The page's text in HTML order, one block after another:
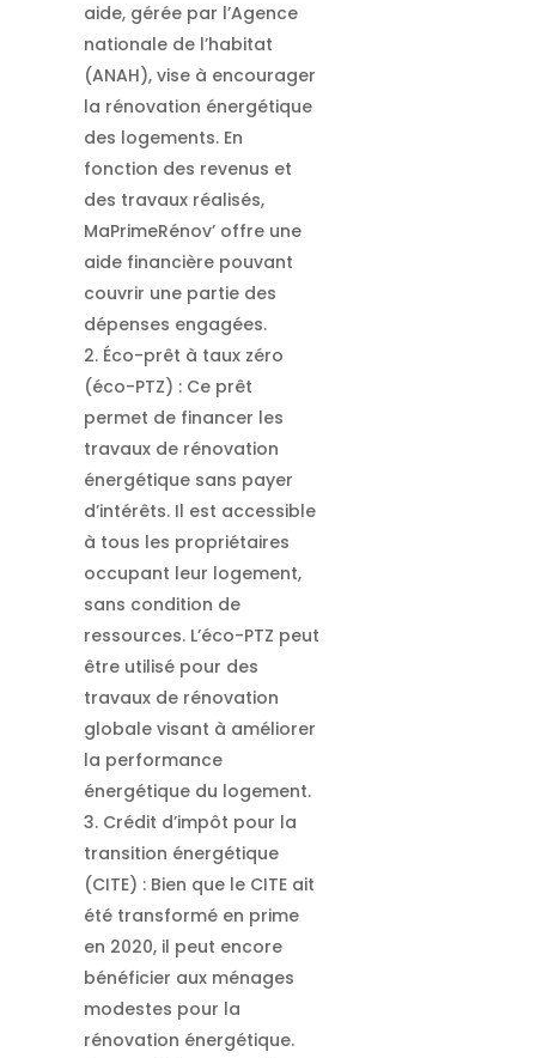
aide, gérée par l’Agence
nationale de l’habitat
(ANAH), vise à encourager
la rénovation énergétique
des logements. En
fonction des revenus et
des travaux réalisés,
MaPrimeRénov’ offre une
aide financière pouvant
couvrir une partie des
dépenses engagées.
Éco-prêt à taux zéro
(éco-PTZ) : Ce prêt
permet de financer les
travaux de rénovation
énergétique sans payer
d’intérêts. Il est accessible
à tous les propriétaires
occupant leur logement,
sans condition de
ressources. L’éco-PTZ peut
être utilisé pour des
travaux de rénovation
globale visant à améliorer
la performance
énergétique du logement.
Crédit d’impôt pour la
transition énergétique
(CITE) : Bien que le CITE ait
été transformé en prime
en 2020, il peut encore
bénéficier aux ménages
modestes pour la
rénovation énergétique.